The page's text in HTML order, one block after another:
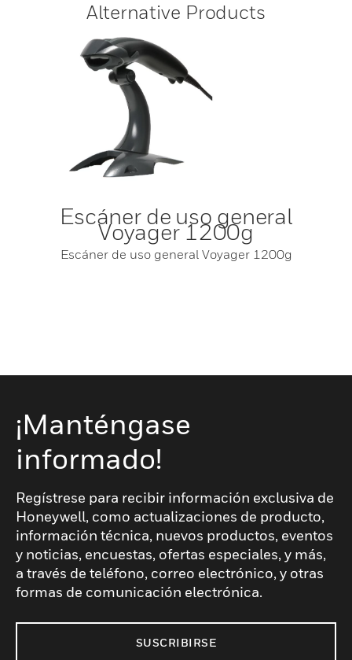
Alternative Products
Escáner de uso general
Voyager 1200g
Escáner de uso general Voyager 1200g
¡Manténgase
informado!
Regístrese para recibir información exclusiva de
Honeywell, como actualizaciones de producto,
información técnica, nuevos productos, eventos
y noticias, encuestas, ofertas especiales, y más,
a través de teléfono, correo electrónico, y otras
formas de comunicación electrónica.
SUSCRIBIRSE